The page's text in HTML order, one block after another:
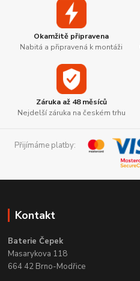
Okamžitě připravena
Nabitá a připravená k montáži
Záruka až 48 měsíců
Nejdelší záruka na českém trhu
Přijímáme platby:
Kontakt
Baterie Čepek
Masarykova 118
664 42 Brno-Modřice